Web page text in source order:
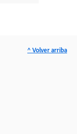
^ Volver arriba